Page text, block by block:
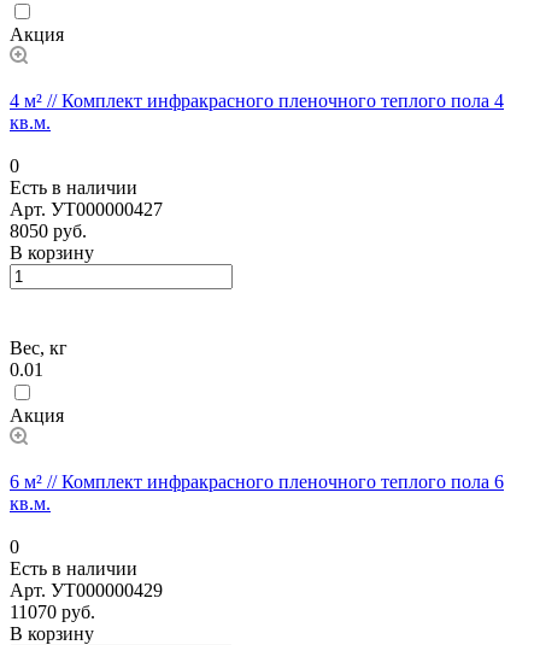
Акция
4 м² // Комплект инфракрасного пленочного теплого пола 4
кв.м.
0
Есть в наличии
Арт. УТ000000427
8050 руб.
В корзину
Вес, кг
0.01
Акция
6 м² // Комплект инфракрасного пленочного теплого пола 6
кв.м.
0
Есть в наличии
Арт. УТ000000429
11070 руб.
В корзину